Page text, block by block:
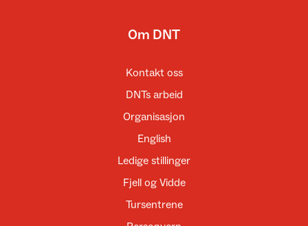
Om DNT
Kontakt oss
DNTs arbeid
Organisasjon
English
Ledige stillinger
Fjell og Vidde
Tursentrene